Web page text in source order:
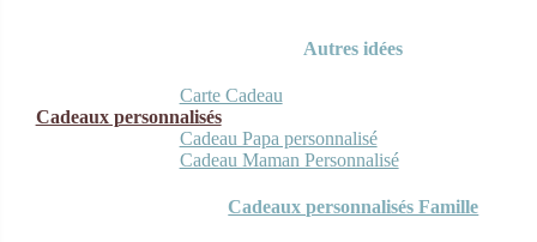
Autres idées
Carte Cadeau
Cadeaux personnalisés
Cadeau Papa personnalisé
Cadeau Maman Personnalisé
Cadeaux personnalisés Famille